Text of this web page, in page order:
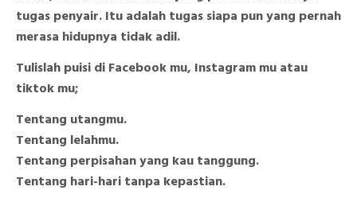
tugas penyair. Itu adalah tugas siapa pun yang pernah
merasa hidupnya tidak adil.
Tulislah puisi di Facebook mu, Instagram mu atau
tiktok mu;
Tentang utangmu.
Tentang lelahmu.
Tentang perpisahan yang kau tanggung.
Tentang hari-hari tanpa kepastian.